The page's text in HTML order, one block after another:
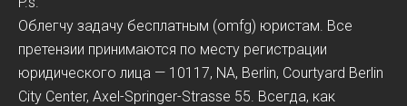
Облегчу задачу бесплатным (omfg) юристам. Все
претензии принимаются по месту регистрации
юридического лица — 10117, NA, Berlin, Courtyard Berlin
City Center, Axel-Springer-Strasse 55. Всегда, как